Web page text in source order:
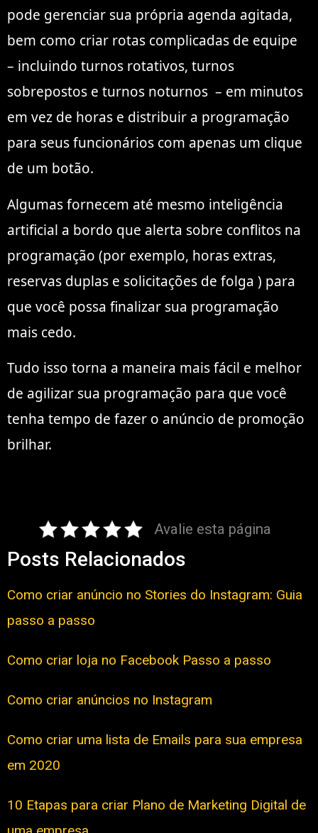
pode gerenciar sua própria agenda agitada,
bem como criar rotas complicadas de equipe
– incluindo turnos rotativos, turnos
sobrepostos e turnos noturnos – em minutos
em vez de horas e distribuir a programação
para seus funcionários com apenas um clique
de um botão.
Algumas fornecem até mesmo inteligência
artificial a bordo que alerta sobre conflitos na
programação (por exemplo, horas extras,
reservas duplas e solicitações de folga ) para
que você possa finalizar sua programação
mais cedo.
Tudo isso torna a maneira mais fácil e melhor
de agilizar sua programação para que você
tenha tempo de fazer o anúncio de promoção
brilhar.
Avalie esta página
Posts Relacionados
Como criar anúncio no Stories do Instagram: Guia
passo a passo
Como criar loja no Facebook Passo a passo
Como criar anúncios no Instagram
Como criar uma lista de Emails para sua empresa
em 2020
10 Etapas para criar Plano de Marketing Digital de